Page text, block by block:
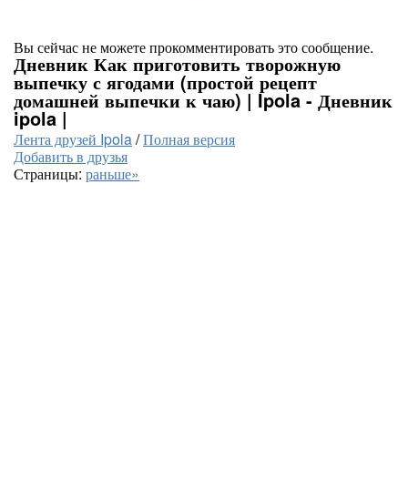
Вы сейчас не можете прокомментировать это сообщение.
Дневник Как приготовить творожную
выпечку с ягодами (простой рецепт
домашней выпечки к чаю) | Ipola - Дневник
ipola |
Лента друзей Ipola/Полная версия
Добавить в друзья
Страницы: раньше»